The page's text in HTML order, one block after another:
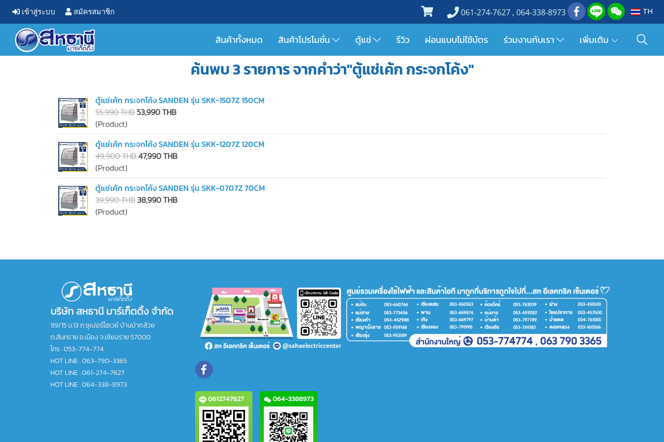
เข้าสู่ระบบ สมัครสมาชิก 061-274-7627 , 064-338-8973 TH
สินค้าทั้งหมด สินค้าโปรโมชั่น ตู้แช่ รีวิว ผ่อนแบบไม่ใช้บัตร ร่วมงานกับเรา เพิ่มเติม
ค้นพบ 3 รายการ จากคำว่า"ตู้แช่เค้ก กระจกโค้ง"
ตู้แช่เค้ก กระจกโค้ง SANDEN รุ่น SKK-1507Z 150CM
55,990 THB53,990 THB
(Product)
ตู้แช่เค้ก กระจกโค้ง SANDEN รุ่น SKK-1207Z 120CM
49,900 THB47,990 THB
(Product)
ตู้แช่เค้ก กระจกโค้ง SANDEN รุ่น SKK-0707Z 70CM
39,990 THB38,990 THB
(Product)
บริษัท สหธานี มาร์เก็ตติ้ง จำกัด
99/15 ม.13 ถ.ซุเปอร์ไฮเวย์ บ้านป่ากล้วย
ต.สันทราย อ.เมือง จ.เชียงราย 57000
โทร :053-774-774
HOT LINE : 063-790-3365
HOT LINE : 061-274-7627
HOT LINE : 064-338-8973
0612747627
064-3388973